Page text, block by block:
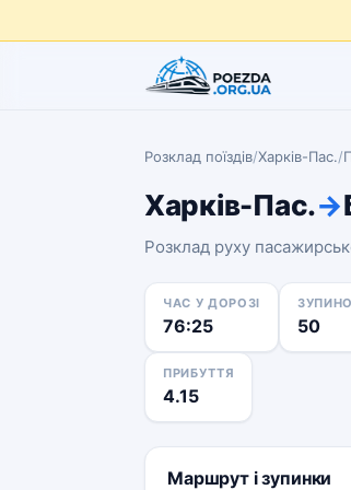
Розклад поїздів/Харків-Пас./
Харків-Пас.→
Розклад руху
ЧАС У ДОРОЗІ
76:25 50
ПРИБУТТЯ
4.15
Маршрут і зупинки